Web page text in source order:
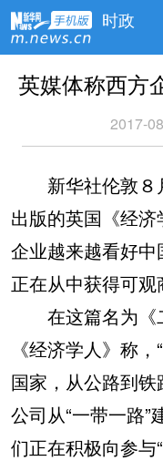
时政
英媒体称西方
2017-
新华社伦敦８
出版的英国《经
企业越来越看好中
正在从中获得可观
在这篇名为《
《经济学人》称
国家，从公路到
公司从“一带一路
们正在积极向参与